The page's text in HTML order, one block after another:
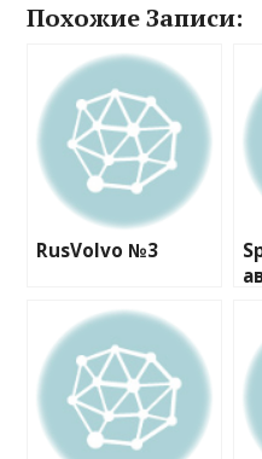
Похожие Записи:
RusVolvo №3